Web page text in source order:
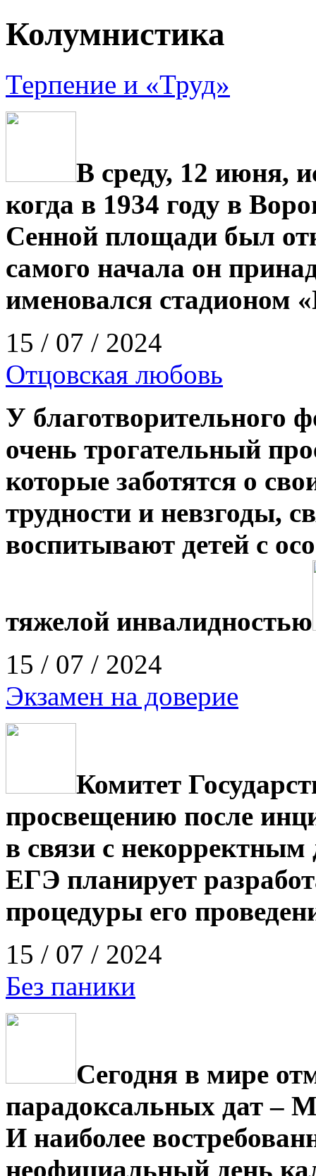
Колумнистика
Терпение и «Труд»
В среду, 12 июня,
когда в 1934 году в
Сенной площади был
самого начала он
именовался стадионом
15 / 07 / 2024
Отцовская любовь
У благотворительного
очень трогательный
которые заботятся о
трудности и невзгоды,
воспитывают детей с
тяжелой инвалидностью
15 / 07 / 2024
Экзамен на доверие
Комитет
просвещению после
в связи с
ЕГЭ планирует
процедуры его
15 / 07 / 2024
Без паники
Сегодня в мире
парадоксальных дат –
И наиболее
неофициальный день